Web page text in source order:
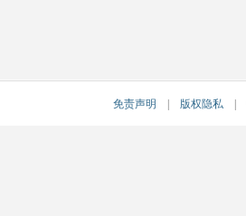
免责声明 版权隐私